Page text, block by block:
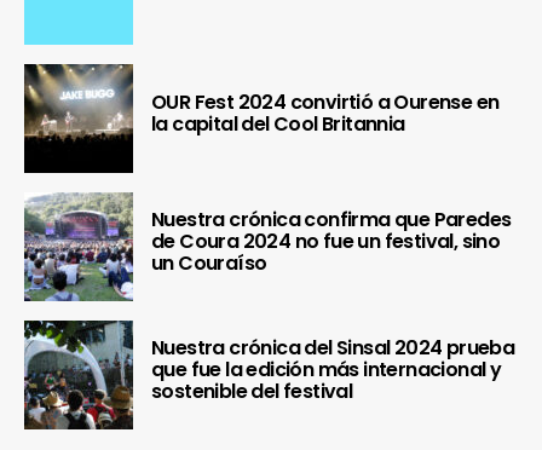
OUR Fest 2024 convirtió a Ourense en
la capital del Cool Britannia
Nuestra crónica confirma que Paredes
de Coura 2024 no fue un festival, sino
un Couraíso
Nuestra crónica del Sinsal 2024 prueba
que fue la edición más internacional y
sostenible del festival